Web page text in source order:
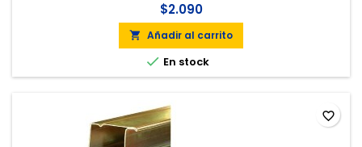
$2.090
 Añadir al carrito
 En stock
favorite_border